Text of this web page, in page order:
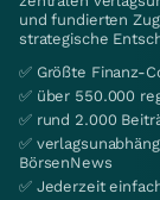
und fundierten
strategische
✅ Größte Finanz-
✅ über 550.000
✅ rund 2.000
✅
BörsenNews
✅ Jederzeit